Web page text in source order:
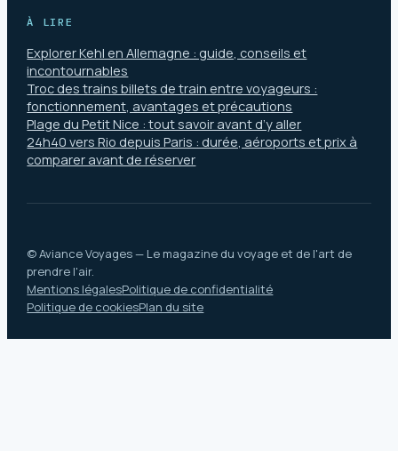
À LIRE
Explorer Kehl en Allemagne : guide, conseils et
incontournables
Troc des trains billets de train entre voyageurs :
fonctionnement, avantages et précautions
Plage du Petit Nice : tout savoir avant d’y aller
24h40 vers Rio depuis Paris : durée, aéroports et prix à
comparer avant de réserver
© Aviance Voyages — Le magazine du voyage et de l'art de
prendre l'air.
Mentions légalesPolitique de confidentialité
Politique de cookiesPlan du site